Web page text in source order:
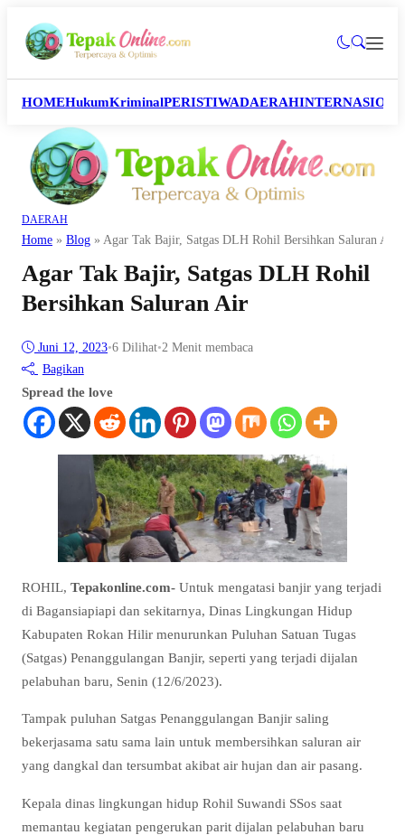
HOMEHukumKriminalPERISTIWADAERAH
DAERAH
Home » Blog » Agar Tak Bajir, Satgas DLH Rohil Bersihkan Saluran Air
Agar Tak Bajir, Satgas DLH Rohil
Bersihkan Saluran Air
Juni 12, 2023•6 Dilihat•2 Menit membaca
Bagikan
Spread the love
ROHIL, Tepakonline.com- Untuk mengatasi banjir yang terjadi
di Bagansiapiapi dan sekitarnya, Dinas Lingkungan Hidup
Kabupaten Rokan Hilir menurunkan Puluhan Satuan Tugas
(Satgas) Penanggulangan Banjir, seperti yang terjadi dijalan
pelabuhan baru, Senin (12/6/2023).
Tampak puluhan Satgas Penanggulangan Banjir saling
bekerjasama satu sama lain untuk membersihkan saluran air
yang dangkal dan tersumbat akibat air hujan dan air pasang.
Kepala dinas lingkungan hidup Rohil Suwandi SSos saat
memantau kegiatan pengerukan parit dijalan pelabuhan baru